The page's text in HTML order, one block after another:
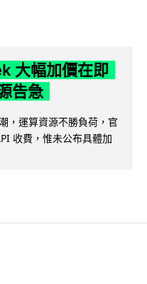
大幅加價在即
告急
，運算資源不勝負荷，官
收費，惟未公布具體加